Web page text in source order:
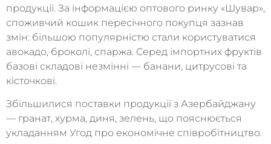
продукції. За інформацією оптового ринку «Шувар»,
споживчий кошик пересічного покупця зазнав
змін: більшою популярністю стали користуватися
авокадо, броколі, спаржа. Серед імпортних фруктів
базові складові незмінні — банани, цитрусові та
кісточкові.
Збільшилися поставки продукції з Азербайджану
— гранат, хурма, диня, зелень, що пояснюється
укладанням Угод про економічне співробітництво.